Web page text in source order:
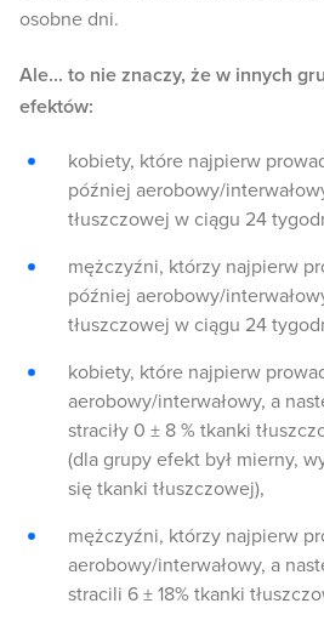
osobne dni.
Ale... to nie znaczy, że w innych
efektów:
kobiety, które najpierw
później aerobowy/
tłuszczowej w ciągu 24
mężczyźni, którzy najpierw
później aerobowy/
tłuszczowej w ciągu 24
kobiety, które najpierw
aerobowy/interwałowy, a
straciły 0 ± 8 % tkanki
(dla grupy efekt był mierny,
się tkanki tłuszczowej),
mężczyźni, którzy najpierw
aerobowy/interwałowy, a
stracili 6 ± 18% tkanki